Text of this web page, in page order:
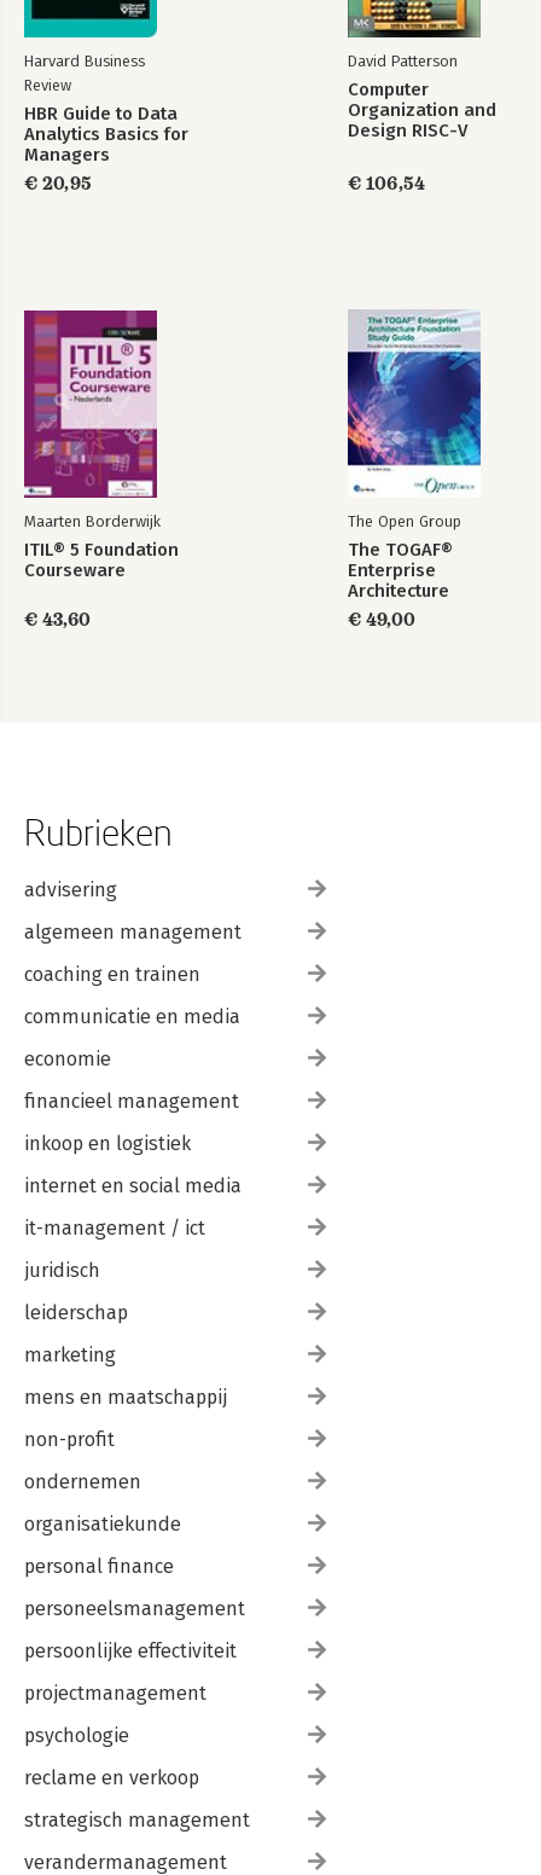
Harvard Business
Review
HBR Guide to Data
Analytics Basics for
Managers
€ 20,95
David Patterson
Computer
Organization and
Design RISC-V
€ 106,54
Maarten Borderwijk
ITIL® 5 Foundation
Courseware
€ 43,60
The Open Group
The TOGAF®
Enterprise
Architecture
Foundation Study
Guide
€ 49,00
Rubrieken
advisering
algemeen management
coaching en trainen
communicatie en media
economie
financieel management
inkoop en logistiek
internet en social media
it-management / ict
juridisch
leiderschap
marketing
mens en maatschappij
non-profit
ondernemen
organisatiekunde
personal finance
personeelsmanagement
persoonlijke effectiviteit
projectmanagement
psychologie
reclame en verkoop
strategisch management
verandermanagement